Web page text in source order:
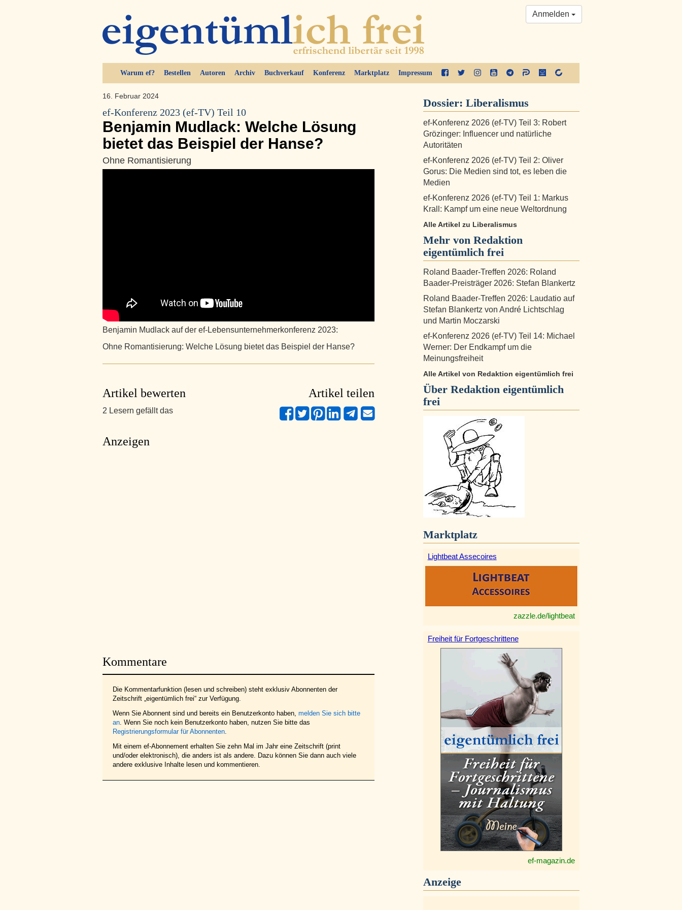
Warum ef? Bestellen Autoren Archiv Buchverkauf Konferenz Marktplatz Impressum
Anmelden
16. Februar 2024
ef-Konferenz 2023 (ef-TV) Teil 10
Benjamin Mudlack: Welche Lösung
bietet das Beispiel der Hanse?
Ohne Romantisierung
Benjamin Mudlack auf der ef-Lebensunternehmerkonferenz 2023:
Ohne Romantisierung: Welche Lösung bietet das Beispiel der Hanse?
Artikel bewerten
2 Lesern gefällt das
Artikel teilen
Anzeigen
Kommentare
Die Kommentarfunktion (lesen und schreiben) steht exklusiv Abonnenten der
Zeitschrift „eigentümlich frei“ zur Verfügung.
Wenn Sie Abonnent sind und bereits ein Benutzerkonto haben, melden Sie sich bitte
an. Wenn Sie noch kein Benutzerkonto haben, nutzen Sie bitte das
Registrierungsformular für Abonnenten.
Mit einem ef-Abonnement erhalten Sie zehn Mal im Jahr eine Zeitschrift (print
und/oder elektronisch), die anders ist als andere. Dazu können Sie dann auch viele
andere exklusive Inhalte lesen und kommentieren.
Dossier: Liberalismus
ef-Konferenz 2026 (ef-TV) Teil 3: Robert
Grözinger: Influencer und natürliche
Autoritäten
ef-Konferenz 2026 (ef-TV) Teil 2: Oliver
Gorus: Die Medien sind tot, es leben die
Medien
ef-Konferenz 2026 (ef-TV) Teil 1: Markus
Krall: Kampf um eine neue Weltordnung
Alle Artikel zu Liberalismus
Mehr von Redaktion
eigentümlich frei
Roland Baader-Treffen 2026: Roland
Baader-Preisträger 2026: Stefan Blankertz
Roland Baader-Treffen 2026: Laudatio auf
Stefan Blankertz von André Lichtschlag
und Martin Moczarski
ef-Konferenz 2026 (ef-TV) Teil 14: Michael
Werner: Der Endkampf um die
Meinungsfreiheit
Alle Artikel von Redaktion eigentümlich frei
Über Redaktion eigentümlich
frei
Marktplatz
Lightbeat Assecoires
zazzle.de/lightbeat
Freiheit für Fortgeschrittene
ef-magazin.de
Anzeige